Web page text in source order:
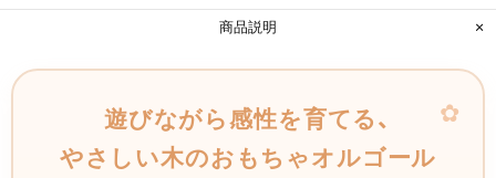
商品説明
遊びながら​感性を​育てる、
やさしい​木の​おもちゃオルゴール